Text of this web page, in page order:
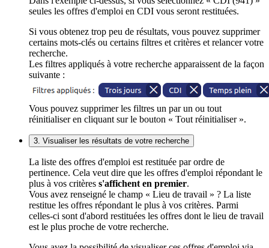
seules les offres d'emploi en CDI vous seront restituées.
Si vous obtenez trop peu de résultats, vous pouvez supprimer
certains mots-clés ou certains filtres et critères et relancer votre
recherche.
Les filtres appliqués à votre recherche apparaissent de la façon
suivante :
Vous pouvez supprimer les filtres un par un ou tout
réinitialiser en cliquant sur le bouton « Tout réinitialiser ».
3. Visualiser les résultats de votre recherche
La liste des offres d'emploi est restituée par ordre de
pertinence. Cela veut dire que les offres d'emploi répondant le
plus à vos critères s'affichent en premier.
Vous avez renseigné le champ « Lieu de travail » ? La liste
restitue les offres répondant le plus à vos critères. Parmi
celles-ci sont d'abord restituées les offres dont le lieu de travail
est le plus proche de votre recherche.